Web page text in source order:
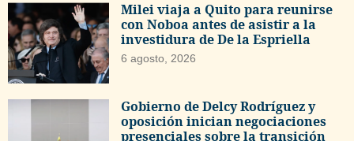
Milei viaja a Quito para reunirse
con Noboa antes de asistir a la
investidura de De la Espriella
6 agosto, 2026
Gobierno de Delcy Rodríguez y
oposición inician negociaciones
presenciales sobre la transición